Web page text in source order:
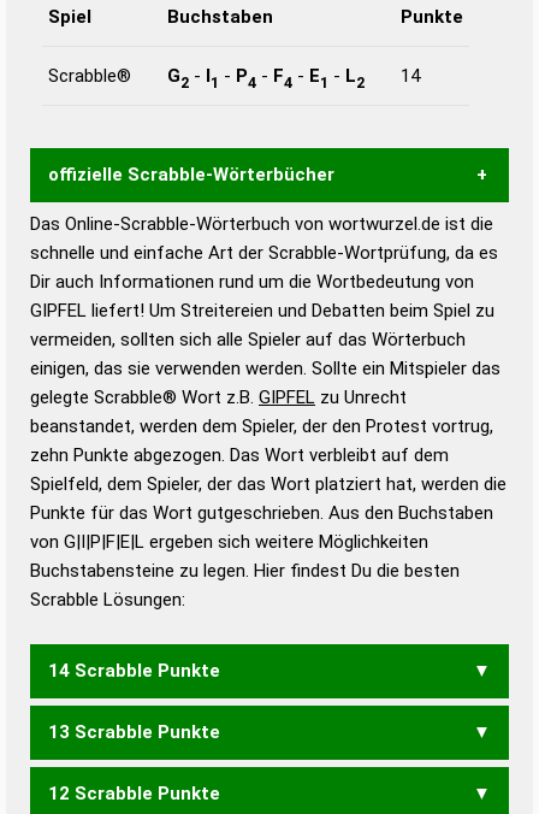
Spiel Buchstaben Punkte
Scrabble® G2 - I1 - P4 - F4 - E1 - L2 14
offizielle Scrabble-Wörterbücher
Wortwurzel liefert mit Hilfe eines semantischen
Wortanalyse-Algorithmus gute Anhaltspunkte zu
Wortbedeutung, Worttrennung und Wortform, um die
Gültigkeit eines Wortes für das Scrabble-Spiel zu
bestimmen!
zugelassene Turnier Scrabble-
Wörterbücher sind:
Duden – Standardwerk in 12 Bänden
Duden – Richtiges und gutes
Deutsch
Duden – Die deutsche Grammatik
Duden – Deutsches
Das Online-Scrabble-Wörterbuch von wortwurzel.de ist die
schnelle und einfache Art der Scrabble-Wortprüfung, da es
Dir auch Informationen rund um die Wortbedeutung von
GIPFEL liefert! Um Streitereien und Debatten beim Spiel zu
vermeiden, sollten sich alle Spieler auf das Wörterbuch
einigen, das sie verwenden werden. Sollte ein Mitspieler das
gelegte Scrabble® Wort z.B. GIPFEL zu Unrecht
beanstandet, werden dem Spieler, der den Protest vortrug,
zehn Punkte abgezogen. Das Wort verbleibt auf dem
Spielfeld, dem Spieler, der das Wort platziert hat, werden die
Punkte für das Wort gutgeschrieben. Aus den Buchstaben
von G|I|P|F|E|L ergeben sich weitere Möglichkeiten
Buchstabensteine zu legen. Hier findest Du die besten
Scrabble Lösungen:
14 Scrabble Punkte
GIPFLE
13 Scrabble Punkte
PFLEG
12 Scrabble Punkte